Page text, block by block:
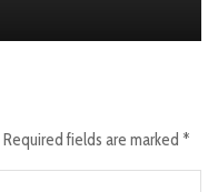
Required fields are marked *